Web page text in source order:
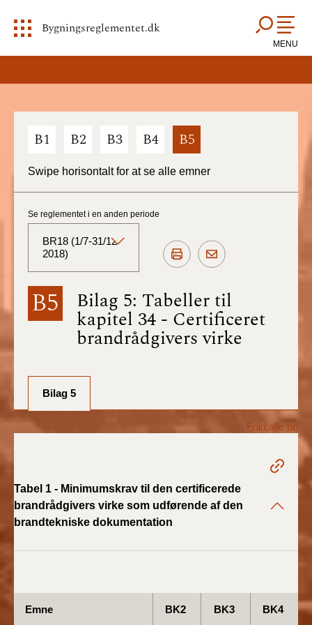
Bygningsreglementet.dk
MENU
B1 B2 B3 B4 B5
Swipe horisontalt for at se alle emner
B5 Bilag 5: Tabeller til
kapitel 34 - Certificeret
brandrådgivers virke
Se reglementet i en anden periode
BR18 (1/7-31/12
2018)
BR18 (Aktuelt)
BR18 (1/7-31/12
BR18 (1/1-30/6
2025)
2024)
2024)
BR18 (1/1- 31/12
Bilag 5
Fold alle ud
Tabel 1 - Minimumskrav til den certificerede
brandrådgivers virke som udførende af den
brandtekniske dokumentation
Emne BK2 BK3 BK4